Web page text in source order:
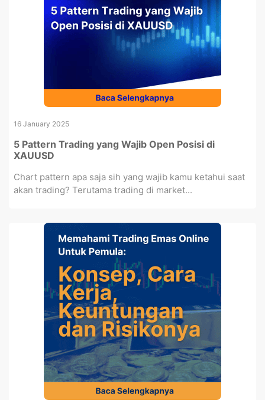
16 January 2025
5 Pattern Trading yang Wajib Open Posisi di
XAUUSD
Chart pattern apa saja sih yang wajib kamu ketahui saat
akan trading? Terutama trading di market...